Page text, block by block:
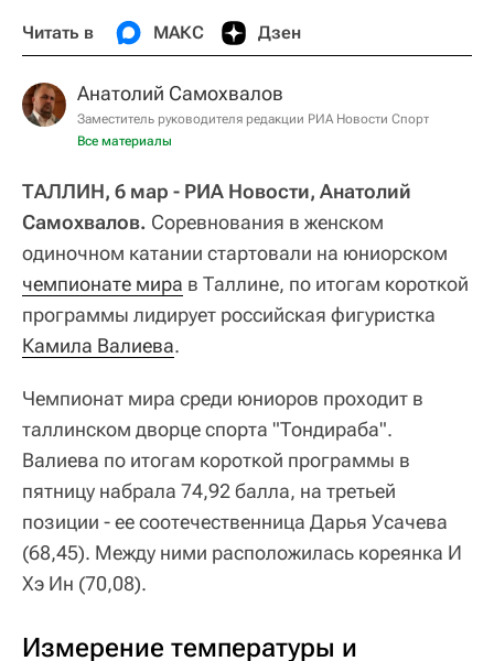
Читать в МАКС Дзен
Анатолий Самохвалов
Заместитель руководителя редакции РИА Новости Спорт
Все материалы
ТАЛЛИН, 6 мар - РИА Новости, Анатолий
Самохвалов. Соревнования в женском
одиночном катании стартовали на юниорском
чемпионате мира в Таллине, по итогам короткой
программы лидирует российская фигуристка
Камила Валиева.
Чемпионат мира среди юниоров проходит в
таллинском дворце спорта "Тондираба".
Валиева по итогам короткой программы в
пятницу набрала 74,92 балла, на третьей
позиции - ее соотечественница Дарья Усачева
(68,45). Между ними расположилась кореянка И
Хэ Ин (70,08).
Измерение температуры и